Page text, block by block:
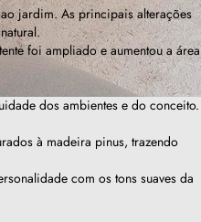
jardim. As principais alterações
foi ampliado e aumentou a área
dos ambientes e do conceito.
à madeira pinus, trazendo
com os tons suaves da